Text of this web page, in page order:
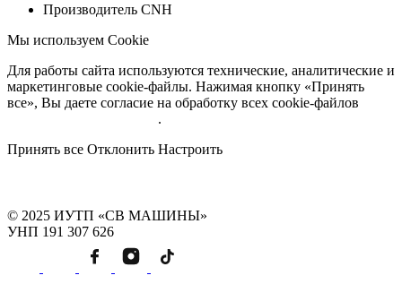
Производитель CNH
Мы используем Cookie
Для работы сайта используются технические, аналитические и
маркетинговые cookie-файлы. Нажимая кнопку «Принять
все», Вы даете согласие на обработку всех cookie-файлов
.
Принять все Отклонить Настроить
© 2025 ИУТП «СВ МАШИНЫ»
УНП 191 307 626